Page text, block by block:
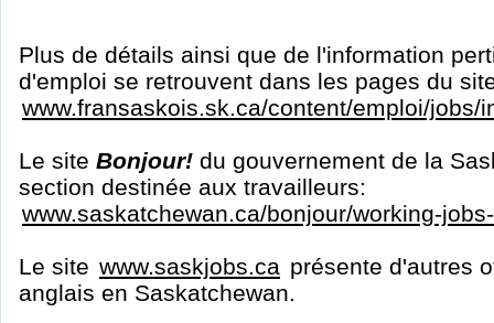
Plus de détails ainsi que de l'information
d'emploi se retrouvent dans les pages du
www.fransaskois.sk.ca/content/emploi/jobs/
Le site Bonjour! du gouvernement de la
section destinée aux travailleurs:
www.saskatchewan.ca/bonjour/working-
Le site www.saskjobs.ca présente d'autres
anglais en Saskatchewan.